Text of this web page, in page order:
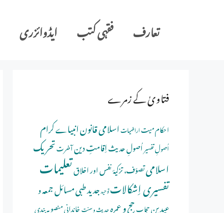
تعارف فقہی کتب ایڈوائزری
فتاویٰ کے زمرے
احکام میتاراضیاتاسلامی قانونانبیاے کرام
اُصولِ تفسیراُصولِ حدیثاِقامتِ دینآخرتتحریک
اسلامیتصوّف، تزکیۂ نفس اور اخلاقتعلیمات
تفسیری اِشکالاتتوحیدجدید طبی مسائلجمعہ و
عیدینحجابحج و عمرہحدیث و سنتخاندانی منصوبہ بندی